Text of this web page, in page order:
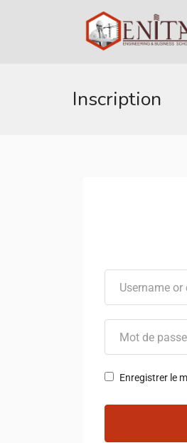
Inscription
Enregistrer le